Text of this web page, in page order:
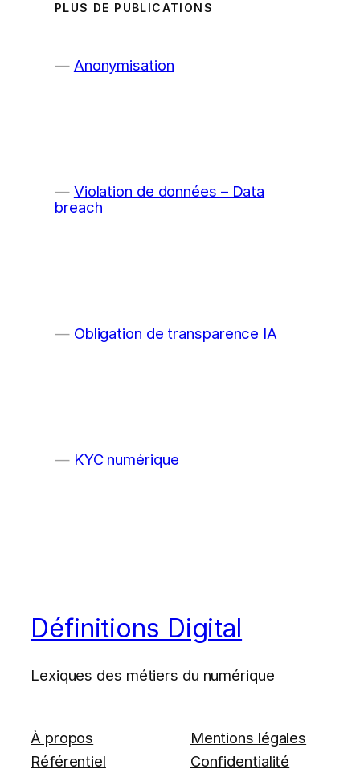
PLUS DE PUBLICATIONS
Anonymisation
Violation de données – Data
breach
Obligation de transparence IA
KYC numérique
Définitions Digital
Lexiques des métiers du numérique
À propos
Référentiel
Mentions légales
Confidentialité